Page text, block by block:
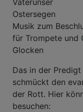
Vaterunser
Ostersegen
Musik zum
für Trompete und
Glocken
Das in der
schmückt den
der Rott. Hier
besuchen: